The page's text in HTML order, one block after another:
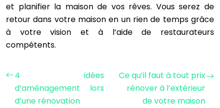
et planifier la maison de vos rêves. Vous serez de
retour dans votre maison en un rien de temps grâce
à votre vision et à l’aide de restaurateurs
compétents.
4 idées
d’aménagement lors
d’une rénovation
Ce qu’il faut à tout prix
rénover à l’extérieur
de votre maison